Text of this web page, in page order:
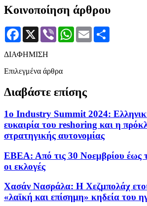
Κοινοποίηση άρθρου
Facebook
X Viber WhatsApp
Email
ΔΙΑΦΗΜΙΣΗ
Επιλεγμένα άρθρα
Διαβάστε επίσης
1ο Industry Summit 2024:
ευκαιρία του reshoring και η
στρατηγικής αυτονομίας
ΕΒΕΑ: Από τις 30 Νοεμβρίου έως
οι εκλογές
Χασάν Νασράλα: Η Χεζμπολάχ
«λαϊκή και επίσημη» κηδεία του